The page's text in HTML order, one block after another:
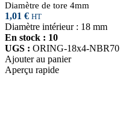
Diamètre de tore 4mm
1,01 € HT
Diamètre intérieur : 18 mm
En stock : 10
UGS : ORING-18x4-NBR70
Ajouter au panier
Aperçu rapide